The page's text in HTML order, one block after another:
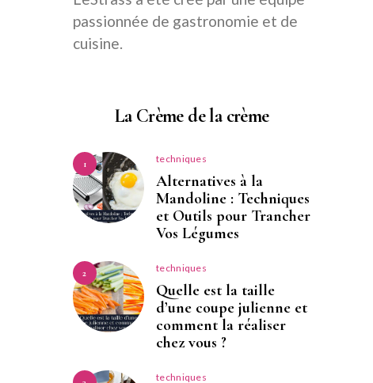
passionnée de gastronomie et de
cuisine.
La Crème de la crème
1 techniques
Alternatives à la
Mandoline : Techniques
et Outils pour Trancher
Vos Légumes
2 techniques
Quelle est la taille
d’une coupe julienne et
comment la réaliser
chez vous ?
techniques